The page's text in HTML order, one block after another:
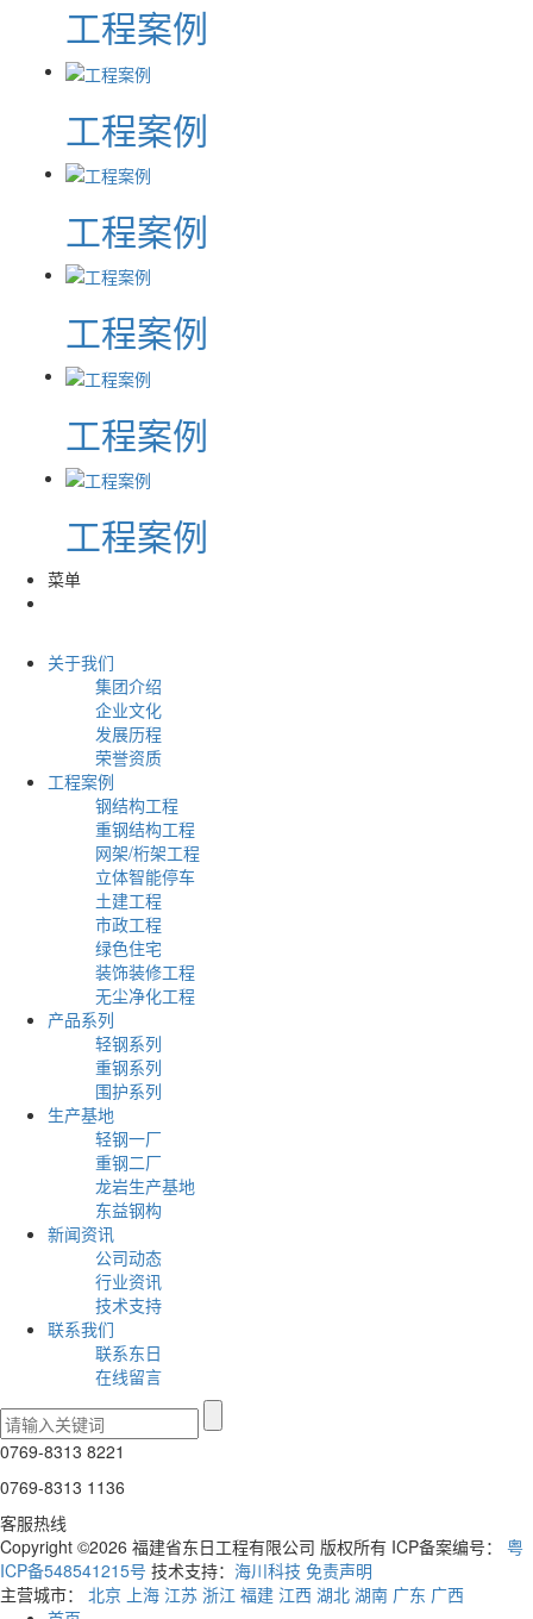
工程案例
工程案例
工程案例
工程案例
工程案例
工程案例
菜单
关于我们
集团介绍
企业文化
发展历程
荣誉资质
工程案例
钢结构工程
重钢结构工程
网架/桁架工程
立体智能停车
土建工程
市政工程
绿色住宅
装饰装修工程
无尘净化工程
产品系列
轻钢系列
重钢系列
围护系列
生产基地
轻钢一厂
重钢二厂
龙岩生产基地
东益钢构
新闻资讯
公司动态
行业资讯
技术支持
联系我们
联系东日
在线留言
0769-8313 8221
0769-8313 1136
客服热线
Copyright ©2026 福建省东日工程有限公司 版权所有 ICP备案编号： 粤
ICP备548541215号 技术支持： 海川科技 免责声明
主营城市： 北京 上海 江苏 浙江 福建 江西 湖北 湖南 广东 广西